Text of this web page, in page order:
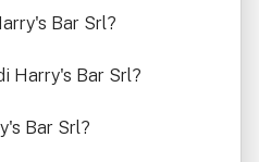
Bar Srl?
Harry's Bar Srl?
Bar Srl?